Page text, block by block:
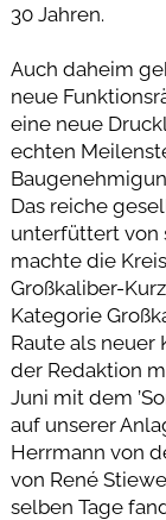
30 Jahren.
Auch daheim
neue
eine neue
echten
Das reiche
unterfüttert von
machte die
Großkaliber-
Kategorie
Raute als neuer
der Redaktion
Juni mit dem
auf unserer
Herrmann von
von René
selben Tage